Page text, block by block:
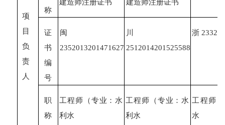
项
目
负
责
人
称
建造师注册证书 建造师注册证书
证
书
编
号
闽
2352013201471627
川
2512014201525588
浙
职
称
工程师（专业：水
利水
工程师（专业：水
利水
工程师
水